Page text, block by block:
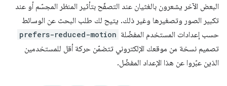
البعض الآخر يشعرون بالغثيان عند التصفّح بتأثير المنظر المجسّم أو عند
تكبير الصور وتصغيرها وغير ذلك. يتيح لك طلب البحث عن الوسائط
حسب إعدادات المستخدم المفضّلة prefers-reduced-motion
تصميم نسخة من موقعك الإلكتروني تتضمّن حركة أقل للمستخدمين
الذين عبّروا عن هذا الإعداد المفضّل.